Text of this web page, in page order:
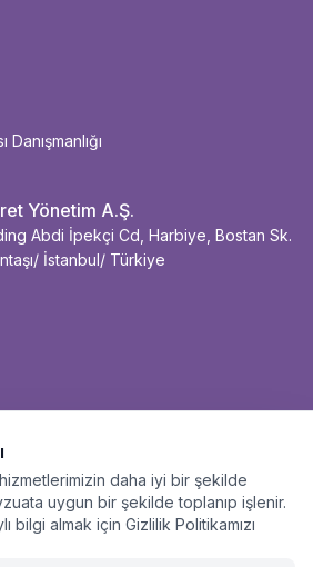
Yönetim A.Ş.
Abdi İpekçi Cd, Harbiye, Bostan Sk.
İstanbul/ Türkiye
daha iyi bir şekilde
uygun bir şekilde toplanıp işlenir.
bilgi almak için Gizlilik Politikamızı